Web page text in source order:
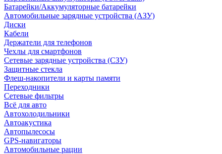
Батарейки/Аккумуляторные батарейки
Автомобильные зарядные устройства (АЗУ)
Диски
Кабели
Держатели для телефонов
Чехлы для смартфонов
Сетевые зарядные устройства (СЗУ)
Защитные стекла
Флеш-накопители и карты памяти
Переходники
Сетевые фильтры
Всё для авто
Автохолодильники
Автоакустика
Автопылесосы
GPS-навигаторы
Автомобильные рации